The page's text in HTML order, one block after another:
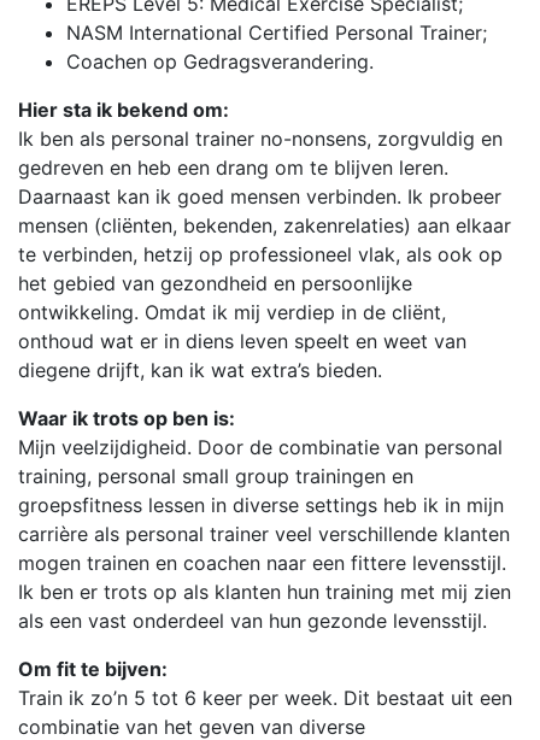
NASM International Certified Personal Trainer;
Coachen op Gedragsverandering.
Hier sta ik bekend om:
Ik ben als personal trainer no-nonsens, zorgvuldig en
gedreven en heb een drang om te blijven leren.
Daarnaast kan ik goed mensen verbinden. Ik probeer
mensen (cliënten, bekenden, zakenrelaties) aan elkaar
te verbinden, hetzij op professioneel vlak, als ook op
het gebied van gezondheid en persoonlijke
ontwikkeling. Omdat ik mij verdiep in de cliënt,
onthoud wat er in diens leven speelt en weet van
diegene drijft, kan ik wat extra’s bieden.
Waar ik trots op ben is:
Mijn veelzijdigheid. Door de combinatie van personal
training, personal small group trainingen en
groepsfitness lessen in diverse settings heb ik in mijn
carrière als personal trainer veel verschillende klanten
mogen trainen en coachen naar een fittere levensstijl.
Ik ben er trots op als klanten hun training met mij zien
als een vast onderdeel van hun gezonde levensstijl.
Om fit te bijven:
Train ik zo’n 5 tot 6 keer per week. Dit bestaat uit een
combinatie van het geven van diverse